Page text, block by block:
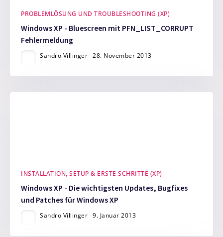
PROBLEMLÖSUNG UND TROUBLESHOOTING (XP)
Windows XP - Bluescreen mit PFN_LIST_CORRUPT
Fehlermeldung
Sandro Villinger 28. November 2013
INSTALLATION, SETUP & ERSTE SCHRITTE (XP)
Windows XP - Die wichtigsten Updates, Bugfixes
und Patches für Windows XP
Sandro Villinger 9. Januar 2013